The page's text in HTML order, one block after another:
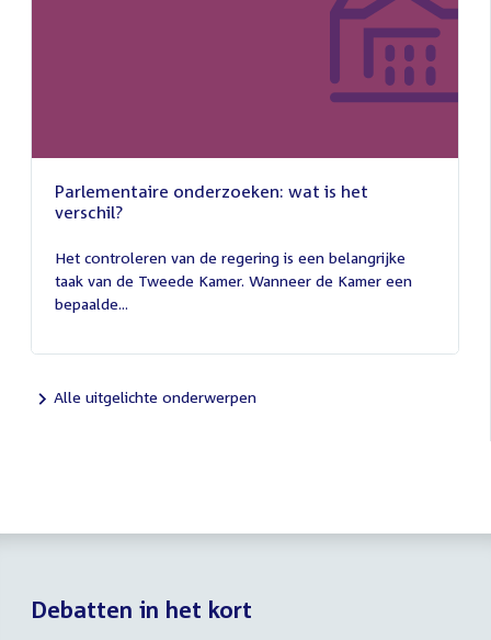
Parlementaire onderzoeken: wat is het
verschil?
juli
2026
Het controleren van de regering is een belangrijke
taak van de Tweede Kamer. Wanneer de Kamer een
bepaalde...
Alle uitgelichte onderwerpen
Debatten in het kort